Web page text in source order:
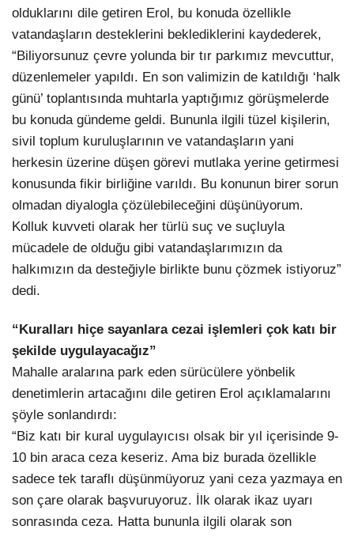
olduklarını dile getiren Erol, bu konuda özellikle
vatandaşların desteklerini beklediklerini kaydederek,
“Biliyorsunuz çevre yolunda bir tır parkımız mevcuttur,
düzenlemeler yapıldı. En son valimizin de katıldığı ‘halk
günü’ toplantısında muhtarla yaptığımız görüşmelerde
bu konuda gündeme geldi. Bununla ilgili tüzel kişilerin,
sivil toplum kuruluşlarının ve vatandaşların yani
herkesin üzerine düşen görevi mutlaka yerine getirmesi
konusunda fikir birliğine varıldı. Bu konunun birer sorun
olmadan diyalogla çözülebileceğini düşünüyorum.
Kolluk kuvveti olarak her türlü suç ve suçluyla
mücadele de olduğu gibi vatandaşlarımızın da
halkımızın da desteğiyle birlikte bunu çözmek istiyoruz”
dedi.
“Kuralları hiçe sayanlara cezai işlemleri çok katı bir
şekilde uygulayacağız”
Mahalle aralarına park eden sürücülere yönbelik
denetimlerin artacağını dile getiren Erol açıklamalarını
şöyle sonlandırdı:
“Biz katı bir kural uygulayıcısı olsak bir yıl içerisinde 9-
10 bin araca ceza keseriz. Ama biz burada özellikle
sadece tek taraflı düşünmüyoruz yani ceza yazmaya en
son çare olarak başvuruyoruz. İlk olarak ikaz uyarı
sonrasında ceza. Hatta bununla ilgili olarak son